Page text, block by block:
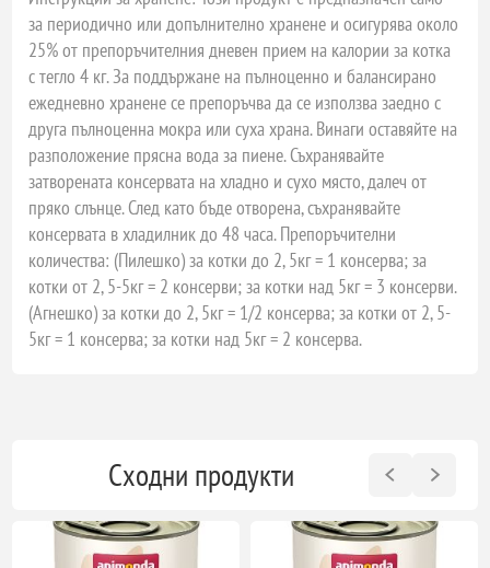
за периодично или допълнително хранене и осигурява около
25% от препоръчителния дневен прием на калории за котка
с тегло 4 кг. За поддържане на пълноценно и балансирано
ежедневно хранене се препоръчва да се използва заедно с
друга пълноценна мокра или суха храна. Винаги оставяйте на
разположение прясна вода за пиене. Съхранявайте
затворената консервата на хладно и сухо място, далеч от
пряко слънце. След като бъде отворена, съхранявайте
консервата в хладилник до 48 часа.Препоръчителни
количества: (Пилешко) за котки до 2, 5кг = 1 консерва; за
котки от 2, 5-5кг = 2 консерви; за котки над 5кг = 3 консерви.
(Агнешко) за котки до 2, 5кг = 1/2 консерва; за котки от 2, 5-
5кг = 1 консерва; за котки над 5кг = 2 консерва.
Сходни продукти